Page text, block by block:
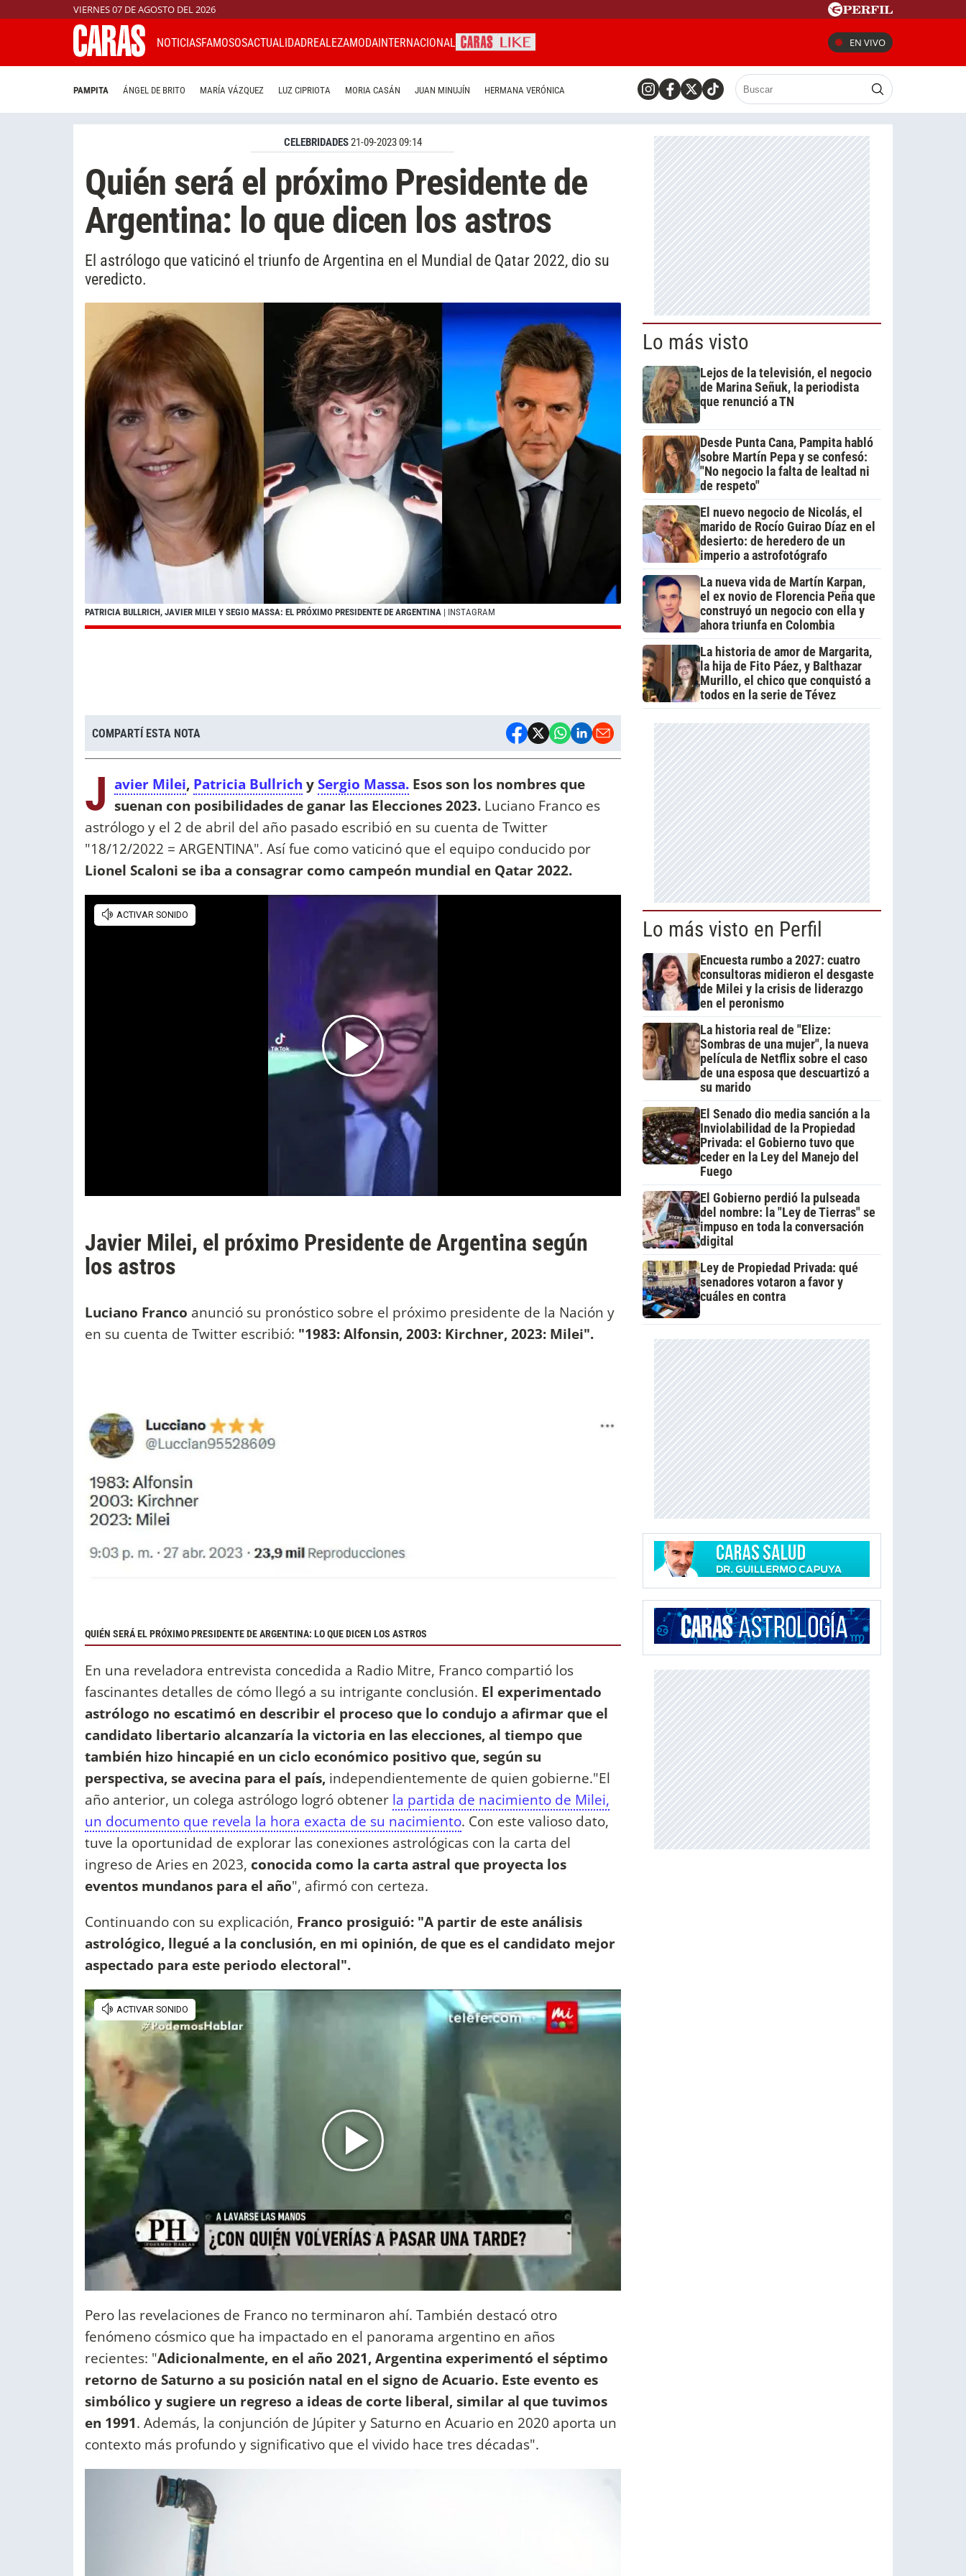
VIERNES 07 DE AGOSTO DEL 2026
NOTICIASFAMOSOSACTUALIDADREALEZAMODAINTERNACIONAL EN VIVO
PAMPITA ÁNGEL DE BRITO MARÍA VÁZQUEZ LUZ CIPRIOTA MORIA CASÁN JUAN MINUJÍN HERMANA VERÓNICA
CELEBRIDADES21-09-2023 09:14
Quién será el próximo Presidente de
Argentina: lo que dicen los astros
El astrólogo que vaticinó el triunfo de Argentina en el Mundial de Qatar 2022, dio su
veredicto.
PATRICIA BULLRICH, JAVIER MILEI Y SEGIO MASSA: EL PRÓXIMO PRESIDENTE DE ARGENTINA | INSTAGRAM
COMPARTÍ ESTA NOTA
J avier Milei, Patricia Bullrich ySergio Massa. Esos son los nombres que
suenan con posibilidades de ganar las Elecciones 2023. Luciano Franco es
astrólogo y el 2 de abril del año pasado escribió en su cuenta de Twitter
"18/12/2022 = ARGENTINA". Así fue como vaticinó que el equipo conducido por
Lionel Scaloni se iba a consagrar como campeón mundial en Qatar 2022.
Javier Milei, el próximo Presidente de Argentina según
los astros
Luciano Franco anunció su pronóstico sobre el próximo presidente de la Nación y
en su cuenta de Twitter escribió: "1983: Alfonsin, 2003: Kirchner, 2023: Milei".
QUIÉN SERÁ EL PRÓXIMO PRESIDENTE DE ARGENTINA: LO QUE DICEN LOS ASTROS
En una reveladora entrevista concedida a Radio Mitre, Franco compartió los
fascinantes detalles de cómo llegó a su intrigante conclusión. El experimentado
astrólogo no escatimó en describir el proceso que lo condujo a afirmar que el
candidato libertario alcanzaría la victoria en las elecciones, al tiempo que
también hizo hincapié en un ciclo económico positivo que, según su
perspectiva, se avecina para el país, independientemente de quien gobierne."El
año anterior, un colega astrólogo logró obtener la partida de nacimiento de Milei,
un documento que revela la hora exacta de su nacimiento. Con este valioso dato,
tuve la oportunidad de explorar las conexiones astrológicas con la carta del
ingreso de Aries en 2023, conocida como la carta astral que proyecta los
eventos mundanos para el año", afirmó con certeza.
Continuando con su explicación, Franco prosiguió: "A partir de este análisis
astrológico, llegué a la conclusión, en mi opinión, de que es el candidato mejor
aspectado para este periodo electoral".
Pero las revelaciones de Franco no terminaron ahí. También destacó otro
fenómeno cósmico que ha impactado en el panorama argentino en años
recientes: "Adicionalmente, en el año 2021, Argentina experimentó el séptimo
retorno de Saturno a su posición natal en el signo de Acuario. Este evento es
simbólico y sugiere un regreso a ideas de corte liberal, similar al que tuvimos
en 1991. Además, la conjunción de Júpiter y Saturno en Acuario en 2020 aporta un
contexto más profundo y significativo que el vivido hace tres décadas".
Lo más visto
Lejos de la televisión, el negocio
de Marina Señuk, la periodista
que renunció a TN
Desde Punta Cana, Pampita habló
sobre Martín Pepa y se confesó:
"No negocio la falta de lealtad ni
de respeto"
El nuevo negocio de Nicolás, el
marido de Rocío Guirao Díaz en el
desierto: de heredero de un
imperio a astrofotógrafo
La nueva vida de Martín Karpan,
el ex novio de Florencia Peña que
construyó un negocio con ella y
ahora triunfa en Colombia
La historia de amor de Margarita,
la hija de Fito Páez, y Balthazar
Murillo, el chico que conquistó a
todos en la serie de Tévez
Lo más visto en Perfil
Encuesta rumbo a 2027: cuatro
consultoras midieron el desgaste
de Milei y la crisis de liderazgo
en el peronismo
La historia real de "Elize:
Sombras de una mujer", la nueva
película de Netflix sobre el caso
de una esposa que descuartizó a
su marido
El Senado dio media sanción a la
Inviolabilidad de la Propiedad
Privada: el Gobierno tuvo que
ceder en la Ley del Manejo del
Fuego
El Gobierno perdió la pulseada
del nombre: la "Ley de Tierras" se
impuso en toda la conversación
digital
Ley de Propiedad Privada: qué
senadores votaron a favor y
cuáles en contra